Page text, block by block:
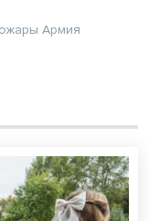
Армия